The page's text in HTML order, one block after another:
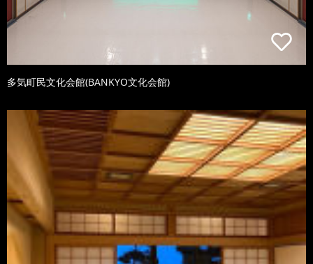
多気町民文化会館(BANKYO文化会館)